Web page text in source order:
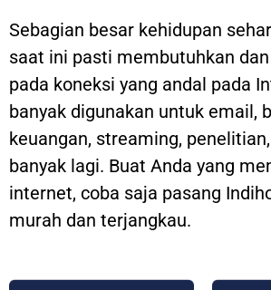
Sebagian besar kehidupan
saat ini pasti membutuhkan
pada koneksi yang andal pada
banyak digunakan untuk email,
keuangan, streaming,
banyak lagi. Buat Anda yang
internet, coba saja pasang
murah dan terjangkau.